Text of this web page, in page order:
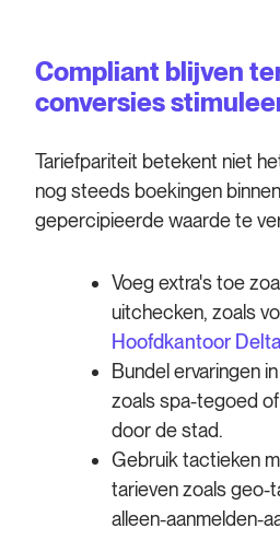
Compliant blijven
conversies
Tariefpariteit betekent niet
nog steeds boekingen
gepercipieerde waarde te
Voeg extra's toe
uitchecken, zoals
Hoofdkantoor Delta
Bundel ervaringen
zoals spa-tegoed
door de stad.
Gebruik tactieken
tarieven zoals geo-
alleen-aanmelden-